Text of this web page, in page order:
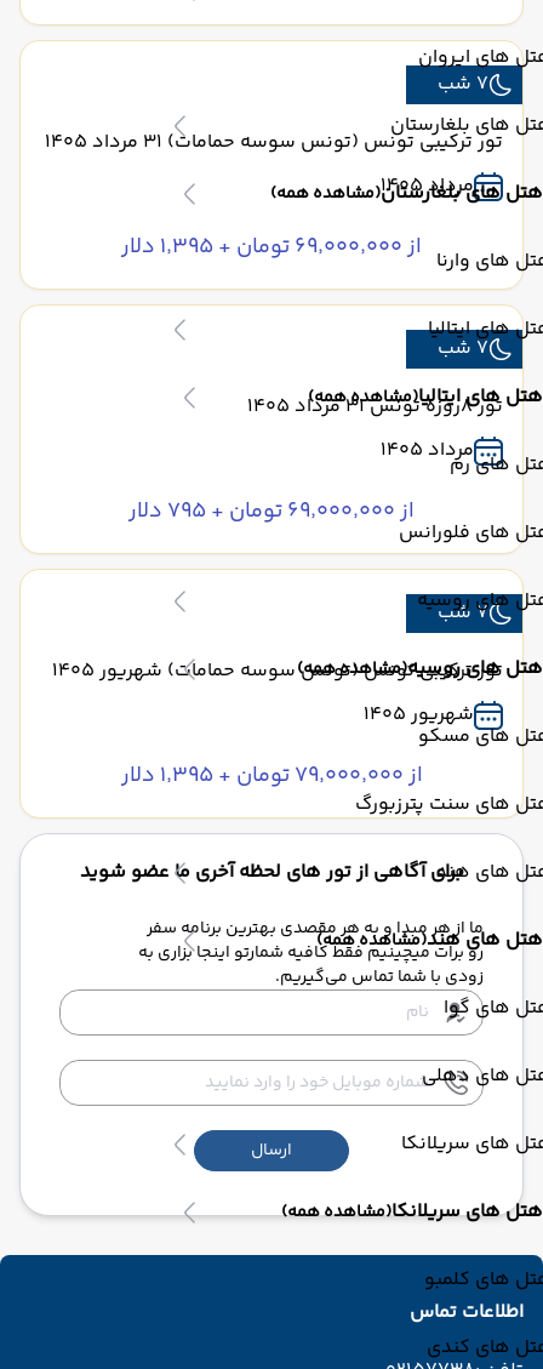
های ایروان
های بلغارستان
هتل های بلغارستان(مشاهده همه)
های وارنا
های ایتالیا
هتل های ایتالیا(مشاهده همه)
های رم
های فلورانس
های روسیه
هتل های روسیه(مشاهده همه)
های مسکو
های سنت پترزبورگ
های هند
هتل های هند(مشاهده همه)
های گوا
های دهلی
های سریلانکا
هتل های سریلانکا(مشاهده همه)
های کلمبو
های کندی
7 شب
تور ترکیبی تونس (تونس سوسه حمامات) 31 مرداد 1405
مرداد 1405
از ۶۹٬۰۰۰٬۰۰۰ تومان + ۱٬۳۹۵ دلار
7 شب
تور 8روزه تونس 31 مرداد 1405
مرداد 1405
از ۶۹٬۰۰۰٬۰۰۰ تومان + ۷۹۵ دلار
7 شب
تور ترکیبی تونس (تونس سوسه حمامات) شهریور 1405
شهریور 1405
از ۷۹٬۰۰۰٬۰۰۰ تومان + ۱٬۳۹۵ دلار
برای آگاهی از تور های لحظه آخری ما عضو شوید
ما از هر مبدا و به هر مقصدی بهترین برنامه سفر
رو برات میچینیم فقط کافیه شمارتو اینجا بزاری به
زودی با شما تماس می‌گیریم.
ارسال
اطلاعات تماس